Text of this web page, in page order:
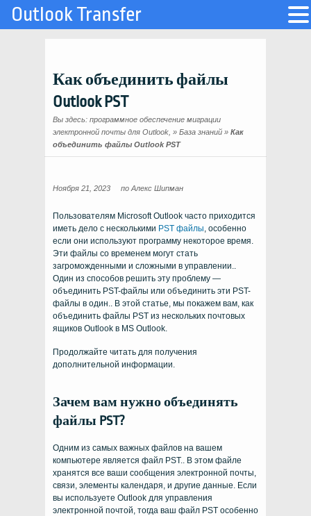
Как объединить файлы
Outlook PST
Вы здесь: программное обеспечение миграции
электронной почты для Outlook, » База знаний » Как
объединить файлы Outlook PST
Ноября 21, 2023 по Алекс Шипман
Пользователям Microsoft Outlook часто приходится
иметь дело с несколькими PST файлы, особенно
если они используют программу некоторое время.
Эти файлы со временем могут стать
загроможденными и сложными в управлении..
Один из способов решить эту проблему —
объединить PST-файлы или объединить эти PST-
файлы в один.. В этой статье, мы покажем вам, как
объединить файлы PST из нескольких почтовых
ящиков Outlook в MS Outlook.
Продолжайте читать для получения
дополнительной информации.
Зачем вам нужно объединять
файлы PST?
Одним из самых важных файлов на вашем
компьютере является файл PST.. В этом файле
хранятся все ваши сообщения электронной почты,
связи, элементы календаря, и другие данные. Если
вы используете Outlook для управления
электронной почтой, тогда ваш файл PST особенно
Outlook Transfer